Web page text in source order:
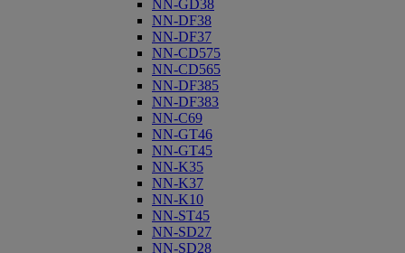
NN-GD38
NN-DF38
NN-DF37
NN-CD575
NN-CD565
NN-DF385
NN-DF383
NN-C69
NN-GT46
NN-GT45
NN-K35
NN-K37
NN-K10
NN-ST45
NN-SD27
NN-SD28